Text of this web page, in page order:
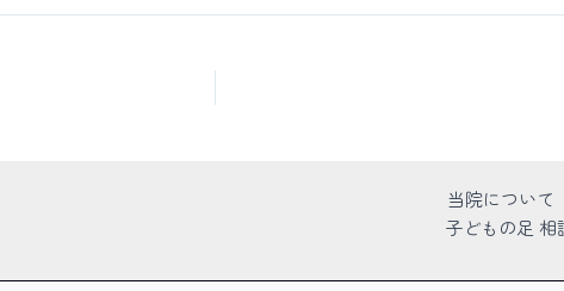
当院について
子どもの足 相